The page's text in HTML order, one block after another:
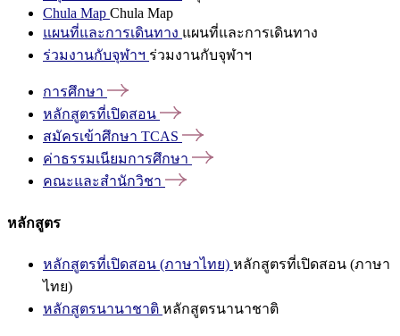
Chula Map Chula Map
แผนที่และการเดินทาง แผนที่และการเดินทาง
ร่วมงานกับจุฬาฯ ร่วมงานกับจุฬาฯ
การศึกษา
หลักสูตรที่เปิดสอน
สมัครเข้าศึกษา TCAS
ค่าธรรมเนียมการศึกษา
คณะและสำนักวิชา
หลักสูตร
หลักสูตรที่เปิดสอน (ภาษาไทย) หลักสูตรที่เปิดสอน (ภาษา
ไทย)
หลักสูตรนานาชาติ หลักสูตรนานาชาติ